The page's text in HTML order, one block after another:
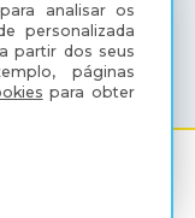
analisar os
personalizada
partir dos seus
páginas
para obter
- SP, CEP: